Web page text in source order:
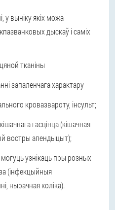
у выніку якіх можа
дыскаў і саміх
тканіны
запаленчага характару
кровазвароту, інсульт;
гасцінца (кішачная
востры апендыцыт);
узнікаць пры розных
(інфекцыйныя
нырачная коліка).